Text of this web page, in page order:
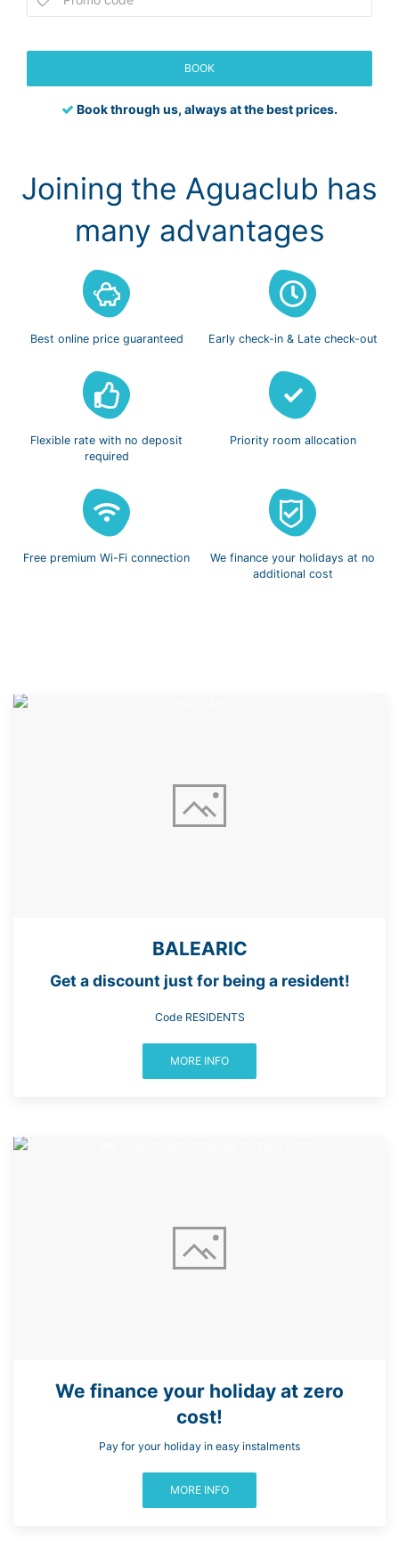
BOOK
Book through us, always at the best prices.
Joining the Aguaclub has
many advantages
Best online price guaranteed Early check-in & Late check-out
Flexible rate with no deposit
required
Priority room allocation
Free premium Wi-Fi connection We finance your holidays at no
additional cost
BALEARIC
Get a discount just for being a resident!
Code RESIDENTS
MORE INFO
We finance your holiday at zero
cost!
Pay for your holiday in easy instalments
MORE INFO